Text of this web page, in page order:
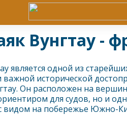
Вунгтау -
является одной из
важной исторической
. Он расположен на
для судов, но и
видом на побережье Южно-